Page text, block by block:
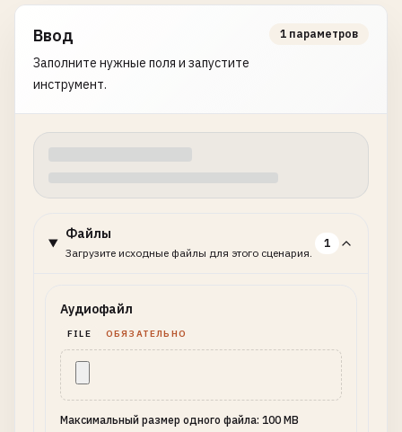
Ввод
Заполните нужные поля и запустите
инструмент.
1 параметров
Файлы
Загрузите исходные файлы для этого сценария.
1
Аудиофайл
FILE ОБЯЗАТЕЛЬНО
Максимальный размер одного файла: 100 MB